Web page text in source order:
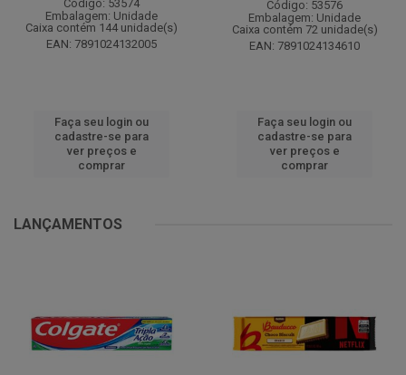
Código: 53574
Embalagem: Unidade
Caixa contém 144 unidade(s)
EAN: 7891024132005
Faça seu login ou
cadastre-se para
ver preços e
comprar
Código: 53576
Embalagem: Unidade
Caixa contém 72 unidade(s)
EAN: 7891024134610
Faça seu login ou
cadastre-se para
ver preços e
comprar
LANÇAMENTOS